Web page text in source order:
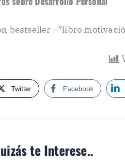
bestseller =”libro
Twitter Facebook
te Interese..